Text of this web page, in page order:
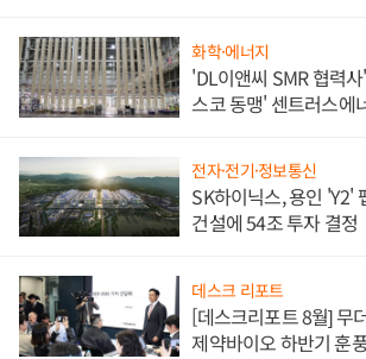
화학·에너지
'DL이앤씨 SMR 협력
스코 동맹' 센트러스에
전자·전기·정보통신
SK하이닉스, 용인 'Y2'
건설에 54조 투자 결정
데스크 리포트
[데스크리포트 8월] 무
제약바이오 하반기 훈